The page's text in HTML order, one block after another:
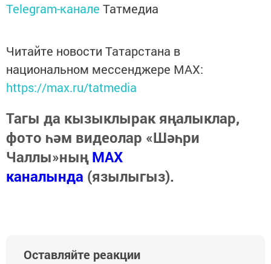
Telegram-канале Татмедиа
Читайте новости Татарстана в
национальном мессенджере MАХ:
https://max.ru/tatmedia
Тагы да кызыклырак яңалыклар,
фото һәм видеолар «Шәһри
Чаллы»ныңMAX
каналында (язылыгыз).
Оставляйте реакции